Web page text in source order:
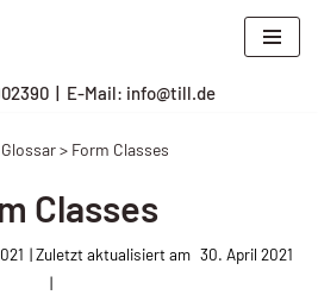
| E-Mail: info@till.de
Glossar > Form Classes
Classes
30. April 2021